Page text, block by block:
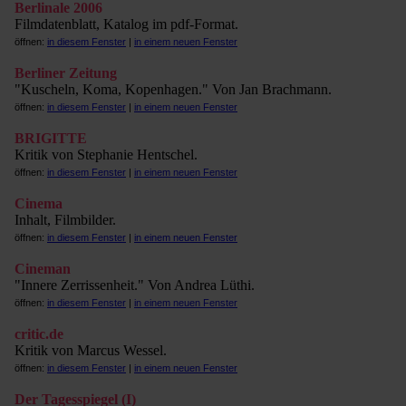
Berlinale 2006
Filmdatenblatt, Katalog im pdf-Format.
öffnen: in diesem Fenster | in einem neuen Fenster
Berliner Zeitung
"Kuscheln, Koma, Kopenhagen." Von Jan Brachmann.
öffnen: in diesem Fenster | in einem neuen Fenster
BRIGITTE
Kritik von Stephanie Hentschel.
öffnen: in diesem Fenster | in einem neuen Fenster
Cinema
Inhalt, Filmbilder.
öffnen: in diesem Fenster | in einem neuen Fenster
Cineman
"Innere Zerrissenheit." Von Andrea Lüthi.
öffnen: in diesem Fenster | in einem neuen Fenster
critic.de
Kritik von Marcus Wessel.
öffnen: in diesem Fenster | in einem neuen Fenster
Der Tagesspiegel (I)